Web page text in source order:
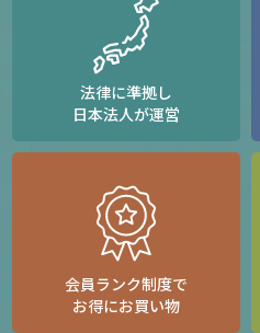
法律に準拠し
日本法人が運営
会員ランク制度で
お得にお買い物